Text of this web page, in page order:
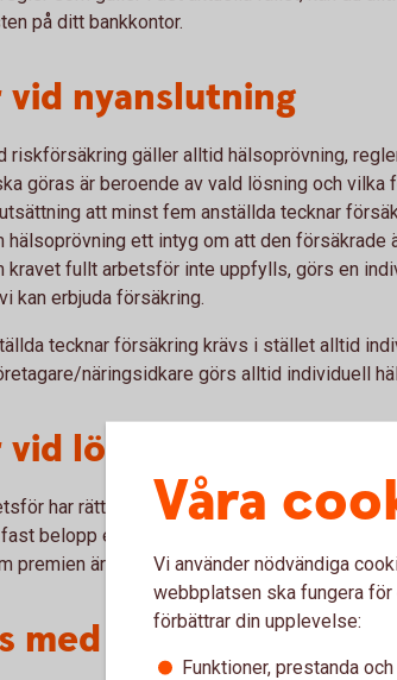
på ditt bankkontor.
vid nyanslutning
riskförsäkring gäller alltid hälsoprövning,
göras är beroende av vald lösning och vilka
att minst fem anställda tecknar
hälsoprövning ett intyg om att den försäkrade
kravet fullt arbetsför inte uppfylls, görs en
kan erbjuda försäkring.
tecknar försäkring krävs i stället alltid
näringsidkare görs alltid individuell
löneändring
har rätt att höja försäkringsbeloppet med
belopp eller med högst 15 procent (20
premien är bestämd i procent av lön eller
med fullt arbetsför?
Våra
Vi använder nödvändiga
webbplatsen ska fungera
förbättrar din upplevelse:
Funktioner, prestanda